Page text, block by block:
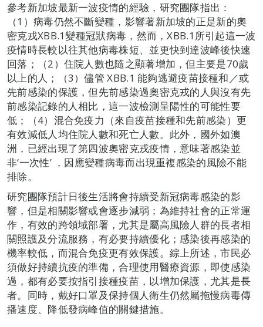
參考新加坡最新一波疫情的經驗，研究團隊指出：
（1）病毒仍然不斷變種，影響著新加坡的正是新的奧
密克戎XBB.1變種冠狀病毒，然而，XBB.1所引起這一波
疫情時長較以往其他病毒株短、並更快到達波峰後快速
回落；（2）住院人數也隨之顯著增加，但主要是70歲
以上的人；（3）儘管 XBB.1 能夠逃避疫苗接種和／或
先前感染的保護，但先前感染過奧密克戎的人與沒有先
前感染記錄的人相比，這一波檢測呈陽性的可能性要
低；（4）混合免疫力（來自疫苗接種和先前感染）更
有效減低人均住院人數和死亡人數。此外，國外如澳
洲，已經出現了第四波奧密克戎疫情，意味著感染並
非‘一次性’ ，因應變種病毒而出現重複感染的風險不能
排除。
研究團隊預計日後生活將會持續受新冠病毒感染的影
響，但是相關影響或會逐步減弱；為維持社會的正常運
作，有效的跨領域部署，尤其是屬高風險人群的長者相
關照護及分流服務，有必要持續優化；感染後再感染的
機率較低，而混合免疫更有效保護。綜上所述，市民必
須做好持續抗疫的準備，合理使用醫療資源，即使感染
過，都有必要按指引接種疫苗，以增加保護，尤其是長
者。同時，戴好口罩及保持個人衛生仍然屬拖慢病毒傳
播速度、降低發病峰值的關鍵措施。